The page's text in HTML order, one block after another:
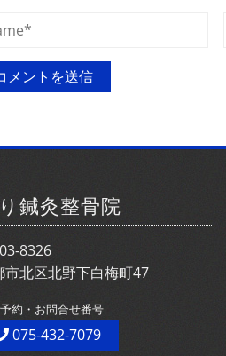
鍼灸整骨院
8326
市北区北野下白梅町47
約・お問合せ番号
075-432-7079